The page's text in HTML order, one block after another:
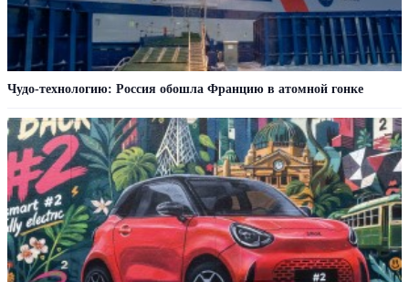
Чудо-технологию: Россия обошла Францию в атомной гонке